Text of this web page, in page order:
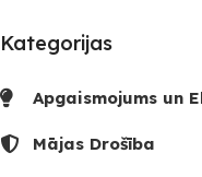
Kategorijas
Apgaismojums un
Mājas Drošība